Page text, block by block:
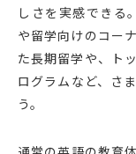
しさを実感できる
や留学向けのコー
た長期留学や、ト
ログラムなど、さ
う。